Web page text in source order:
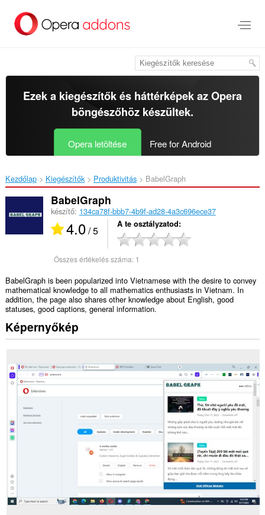
Ezek a kiegészítők és háttérképek azOpera
böngészőhözkészültek.
Opera letöltése Free for Android
Kezdőlap Kiegészítők Produktivitás BabelGraph‎
BabelGraph
készítő: 134ca78f-bbb7-4b9f-ad28-4a3c696ece37
4.0/ 5 A te osztályzatod
Összes értékelés száma: 1
BabelGraph is been popularized into Vietnamese with the desire to convey
mathematical knowledge to all mathematics enthusiasts in Vietnam. In
addition, the page also shares other knowledge about English, good
statuses, good captions, general information.
Képernyőkép